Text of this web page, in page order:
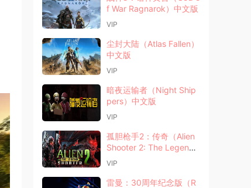
f War Ragnarok）中文版
VIP
尘封大陆（Atlas Fallen）
中文版
VIP
暗夜运输者（Night Ship
pers）中文版
VIP
孤胆枪手2：传奇（Alien
Shooter 2: The Legen
d）中文版
VIP
雷曼：30周年纪念版（R